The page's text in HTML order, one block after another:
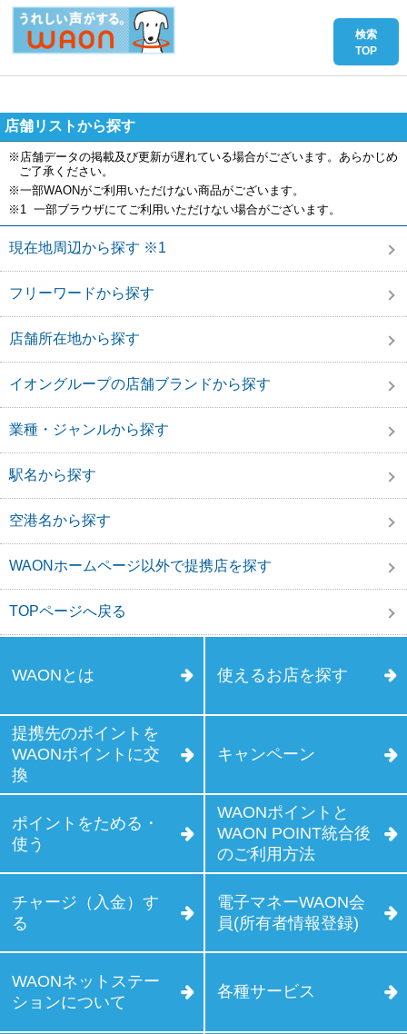
店舗リストから探す
※店舗データの掲載及び更新が遅れている場合がございます。あらかじめ
ご了承ください。
※一部WAONがご利用いただけない商品がございます。
※1 一部ブラウザにてご利用いただけない場合がございます。
現在地周辺から探す ※1
フリーワードから探す
店舗所在地から探す
イオングループの店舗ブランドから探す
業種・ジャンルから探す
駅名から探す
空港名から探す
WAONホームページ以外で提携店を探す
TOPページへ戻る